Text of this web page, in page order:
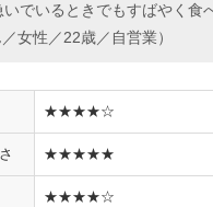
でいるときでもすばやく食
／女性／22歳／自営業）
★★★★☆
★★★★★
★★★★☆